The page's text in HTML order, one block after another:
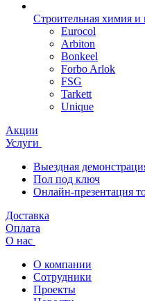
Строительная химия
Eurocol
Arbiton
Bonkeel
Forbo Arlok
FSG
Tarkett
Unique
Акции
Услуги
Выездная
Пол под ключ
Онлайн-презентация
Доставка
Оплата
О нас
О компании
Сотрудники
Проекты